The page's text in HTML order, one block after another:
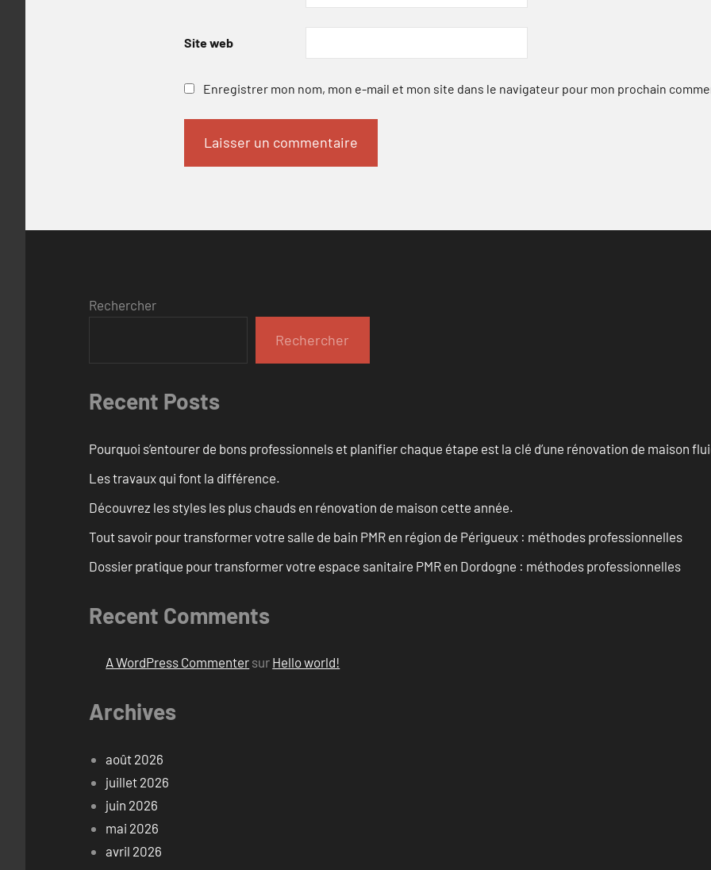
Site web
Enregistrer mon nom, mon e-mail et mon site dans le navigateur pour mon prochain
Rechercher
Rechercher
Recent Posts
Pourquoi s’entourer de bons professionnels et planifier chaque étape est la clé d’une rénovation de maison
Les travaux qui font la différence.
Découvrez les styles les plus chauds en rénovation de maison cette année.
Tout savoir pour transformer votre salle de bain PMR en région de Périgueux : méthodes professionnelles
Dossier pratique pour transformer votre espace sanitaire PMR en Dordogne : méthodes professionnelles
Recent Comments
A WordPress Commenter sur Hello world!
Archives
août 2026
juillet 2026
juin 2026
mai 2026
avril 2026